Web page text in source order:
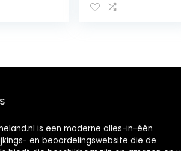
n Grey/Burgundy
is een moderne alles-in-één
en beoordelingswebsite die de